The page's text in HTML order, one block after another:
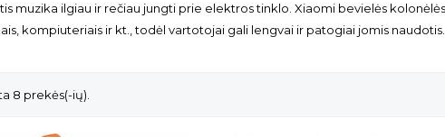
muzika ilgiau ir rečiau jungti prie elektros tinklo. Xiaomi bevielės kolonėlės
kompiuteriais ir kt., todėl vartotojai gali lengvai ir patogiai jomis naudotis.
8 prekės(-ių).